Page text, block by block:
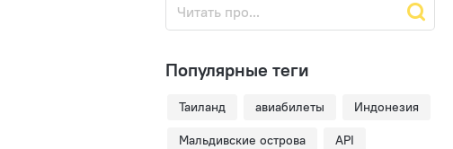
Популярные теги
Таиланд авиабилеты Индонезия
Мальдивские острова API